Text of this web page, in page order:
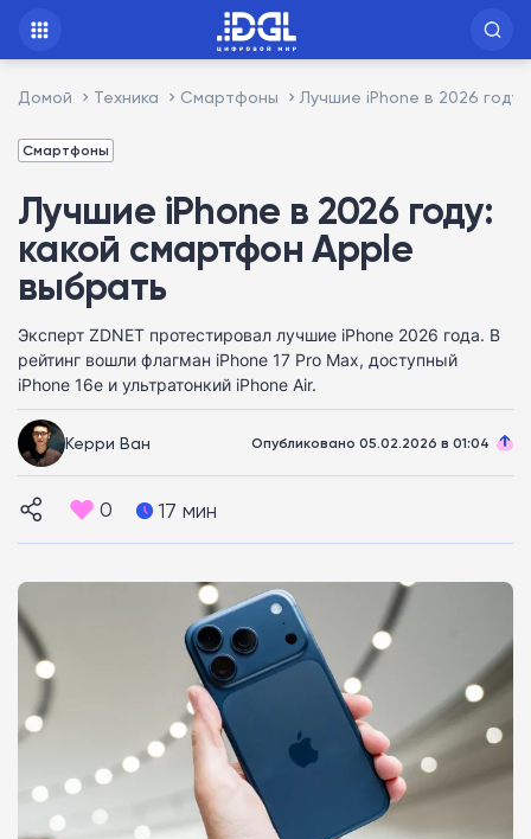
Домой Техника Смартфоны Лучшие iPhone в 2026
Смартфоны
Лучшие iPhone в 2026 году:
какой смартфон Apple
выбрать
Эксперт ZDNET протестировал лучшие iPhone 2026 года. В
рейтинг вошли флагман iPhone 17 Pro Max, доступный
iPhone 16e и ультратонкий iPhone Air.
Керри Ван Опубликовано 05.02.2026 в 01:04
0 17 мин